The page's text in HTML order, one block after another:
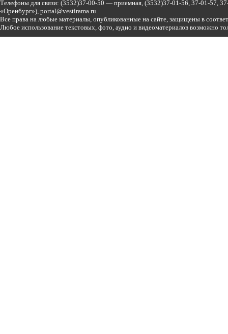
Телефоны для связи: (3532)37-00-50 — приемная, (3532)37-01-56, 37-01-57,
«Оренбург»), portal@vestirama.ru.
Все права на любые материалы, опубликованные на сайте, защищены в
Любое использование текстовых, фото, аудио и видеоматериалов возможно